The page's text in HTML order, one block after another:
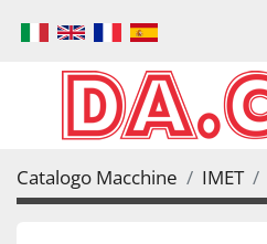
Catalogo Macchine IMET